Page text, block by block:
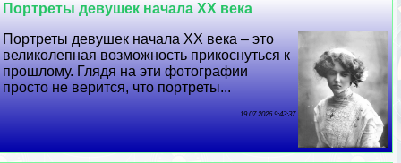
Портреты дeвyшек начала XX века
Портреты дeвyшек начала XX века – это
великолепная возможность прикоснуться к
прошлому. Глядя на эти фотографии
просто не верится, что портреты...
19 07 2026 9:43:37